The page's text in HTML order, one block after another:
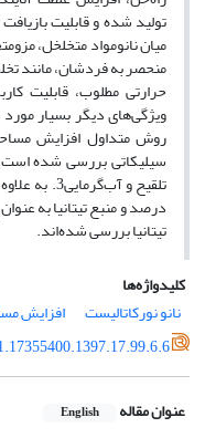
تولید شده و قابلیت
میان نانومواد متخلخل،
منحصر به فردشان، مانند
حرارتی مطلوب، قابلیت
ویژگی‌های دیگر بسیار
روش متداول افزایش
سیلیکاتی بررسی شده
تلقیح و
درصد و منبع تیتانیا به
تیتانیا بررسی شده‌اند.
کلیدواژه‌ها
نانو نورکاتالیست
افزایش
عنوان مقاله English